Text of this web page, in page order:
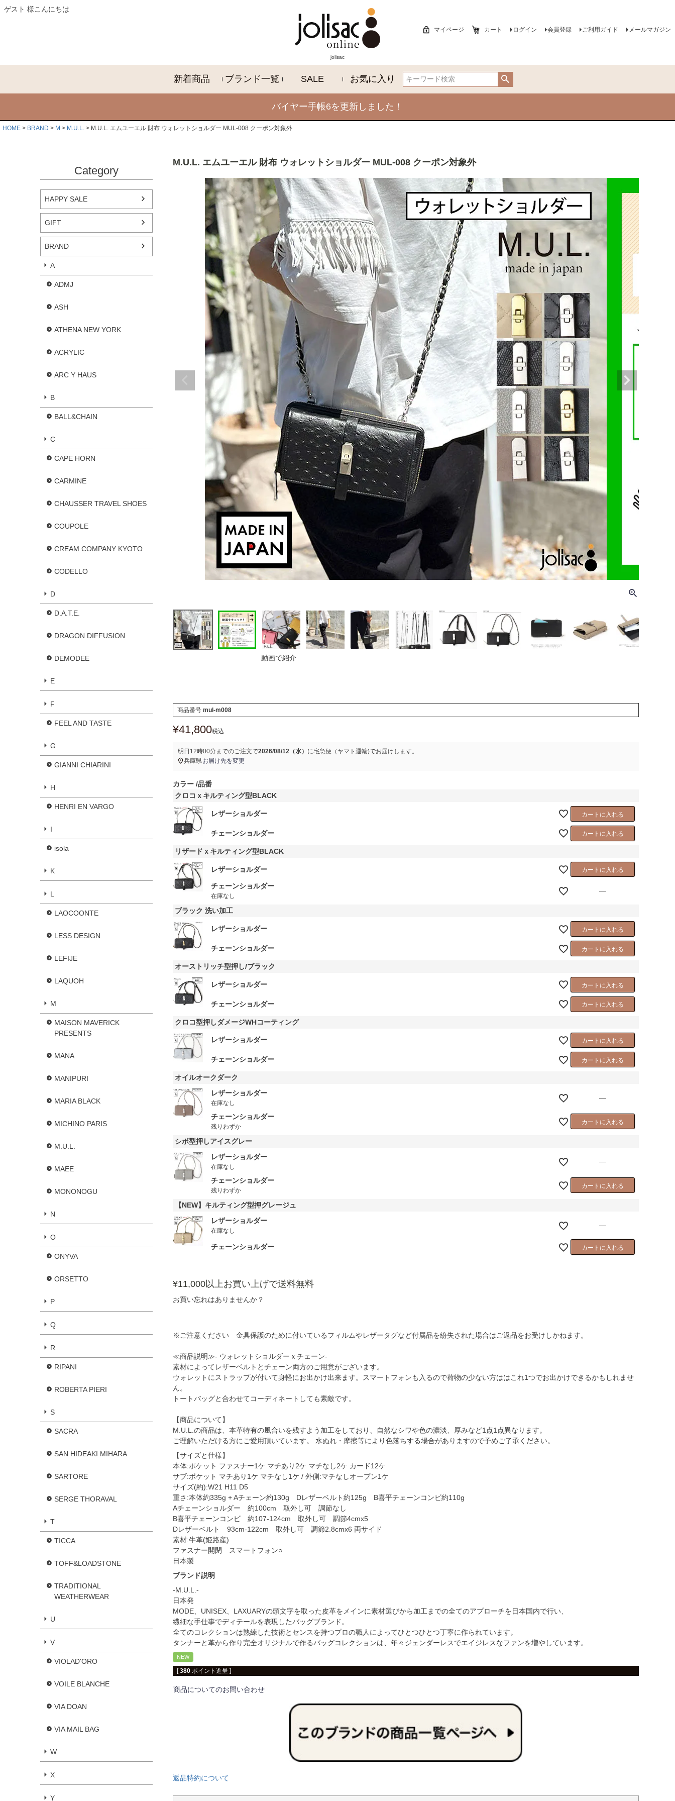
ゲスト 様こんにちは
jolisac
マイページ カート ログイン 会員登録 ご利用ガイド メールマガジン
新着商品 ブランド一覧 SALE お気に入り
検索
バイヤー手帳6を更新しました！
HOME BRAND M M.U.L. M.U.L. エムユーエル 財布 ウォレットショルダー MUL-008 クーポン対象外
Category
HAPPY SALE
GIFT
BRAND
A
ADMJ
ASH
ATHENA NEW YORK
ACRYLIC
ARC Y HAUS
B
BALL&CHAIN
C
CAPE HORN
CARMINE
CHAUSSER TRAVEL SHOES
COUPOLE
CREAM COMPANY KYOTO
CODELLO
D
D.A.T.E.
DRAGON DIFFUSION
DEMODEE
E
F
FEEL AND TASTE
G
GIANNI CHIARINI
H
HENRI EN VARGO
I
isola
K
L
LAOCOONTE
LESS DESIGN
LEFIJE
LAQUOH
M
MAISON MAVERICK
PRESENTS
MANA
MANIPURI
MARIA BLACK
MICHINO PARIS
M.U.L.
MAEE
MONONOGU
N
O
ONYVA
ORSETTO
P
Q
R
RIPANI
ROBERTA PIERI
S
SACRA
SAN HIDEAKI MIHARA
SARTORE
SERGE THORAVAL
T
TICCA
TOFF&LOADSTONE
TRADITIONAL
WEATHERWEAR
U
V
VIOLAD'ORO
VOILE BLANCHE
VIA DOAN
VIA MAIL BAG
W
X
Y
M.U.L. エムユーエル 財布 ウォレットショルダー MUL-008 クーポン対象外
動画で紹介
商品番号 mul-m008
¥41,800税込
明日 12時00分までのご注文で2026/08/12（水） に宅急便（ヤマト運輸)でお届けします。
兵庫県お届け先を変更
カラー 品番
クロコｘキルティング型BLACK
レザーショルダー カートに入れる
チェーンショルダー カートに入れる
リザードｘキルティング型BLACK
レザーショルダー カートに入れる
チェーンショルダー
在庫なし
—
ブラック 洗い加工
レザーショルダー カートに入れる
チェーンショルダー カートに入れる
オーストリッチ型押し/ブラック
レザーショルダー カートに入れる
チェーンショルダー カートに入れる
クロコ型押しダメージWHコーティング
レザーショルダー カートに入れる
チェーンショルダー カートに入れる
オイルオークダーク
レザーショルダー
在庫なし
—
チェーンショルダー
残りわずか
カートに入れる
シボ型押しアイスグレー
レザーショルダー
在庫なし
—
チェーンショルダー
残りわずか
カートに入れる
【NEW】キルティング型押グレージュ
レザーショルダー
在庫なし
—
チェーンショルダー カートに入れる
¥11,000以上お買い上げで送料無料
お買い忘れはありませんか？
※ご注意ください 金具保護のために付いているフィルムやレザータグなど付属品を紛失された場合はご返品をお受けしかねます。
≪商品説明≫- ウォレットショルダーｘチェーン-
素材によってレザーベルトとチェーン両方のご用意がございます。
ウォレットにストラップが付いて身軽にお出かけ出来ます。スマートフォンも入るので荷物の少ない方ははこれ1つでお出かけできるかもしれませ
ん。
トートバッグと合わせてコーディネートしても素敵です。
【商品について】
M.U.L.の商品は、本革特有の風合いを残すよう加工をしており、自然なシワや色の濃淡、厚みなど1点1点異なります。
ご理解いただける方にご愛用頂いています。 水ぬれ・摩擦等により色落ちする場合がありますので予めご了承ください。
【サイズと仕様】
本体:ポケット ファスナー1ケ マチあり2ケ マチなし2ケ カード12ケ
サブ:ポケット マチあり1ケ マチなし1ケ / 外側:マチなしオープン1ケ
サイズ(約):W21 H11 D5
重さ:本体約335g + Aチェーン約130g Dレザーベルト約125g B喜平チェーンコンビ約110g
Aチェーンショルダー 約100cm 取外し可 調節なし
B喜平チェーンコンビ 約107-124cm 取外し可 調節4cmx5
Dレザーベルト 93cm-122cm 取外し可 調節2.8cmx6 両サイド
素材:牛革(姫路産)
ファスナー開閉 スマートフォン○
日本製
ブランド説明
-M.U.L.-
日本発
MODE、UNISEX、LAXUARYの頭文字を取った皮革をメインに素材選びから加工までの全てのアプローチを日本国内で行い、
繊細な手仕事でディテールを表現したバッグブランド。
全てのコレクションは熟練した技術とセンスを持つプロの職人によってひとつひとつ丁寧に作られています。
タンナーと革から作り完全オリジナルで作るバッグコレクションは、年々ジェンダーレスでエイジレスなファンを増やしています。
NEW
[ 380 ポイント進呈 ]
商品についてのお問い合わせ
返品特約について